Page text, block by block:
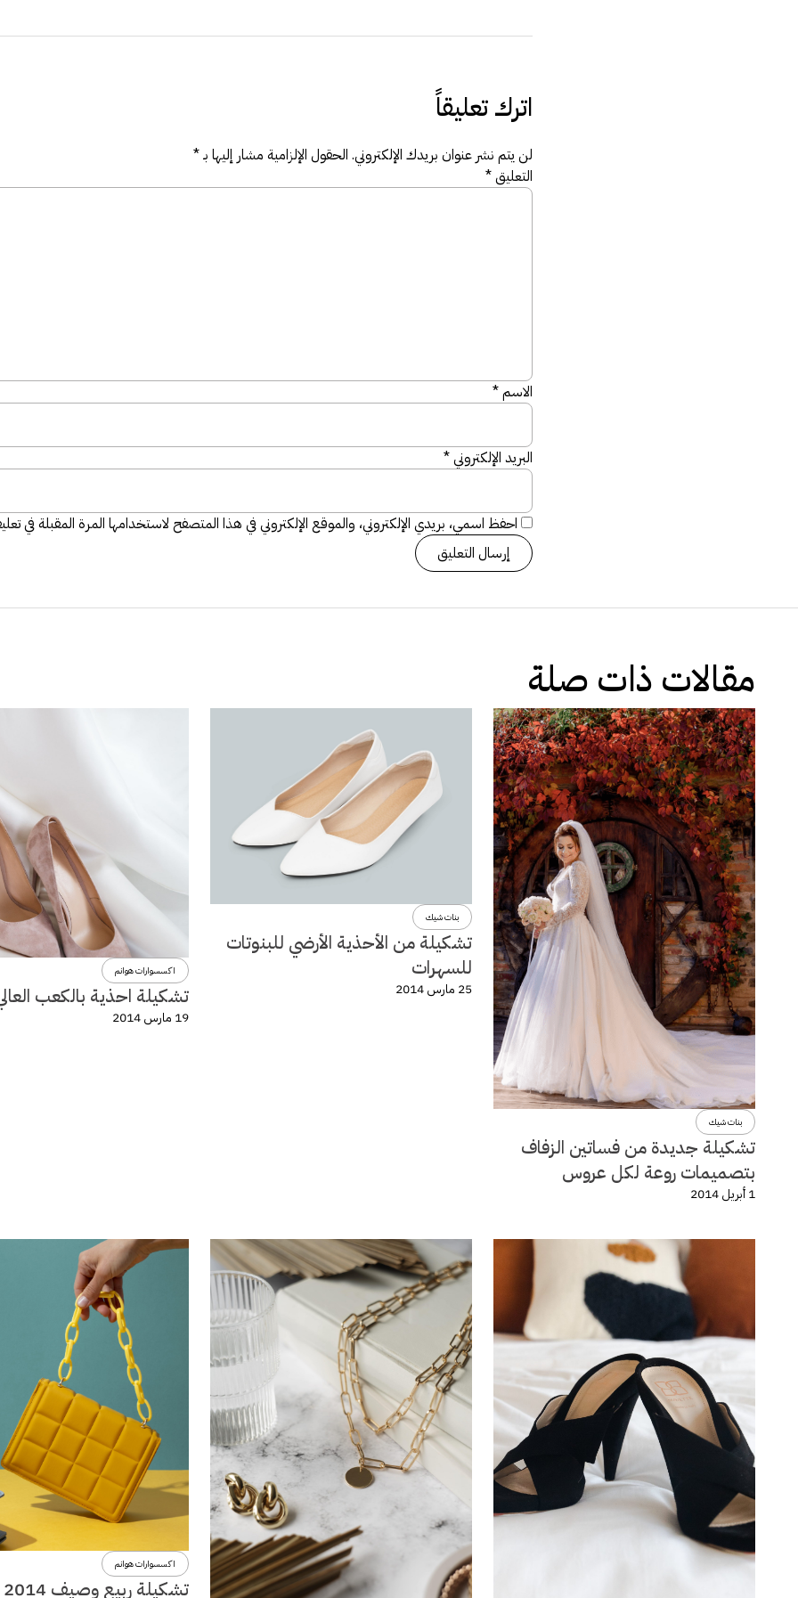
اترك تعليقاً
لن يتم نشر عنوان بريدك الإلكتروني. الحقول الإلزامية مشار إليها بـ*
التعليق*
الاسم*
البريد الإلكتروني*
احفظ اسمي، بريدي الإلكتروني، والموقع الإلكتروني في هذا المتصفح لاستخدامها المرة المقبلة في
مقالات ذات صلة
بنات شيك
تشكيلة جديدة من فساتين الزفاف
بتصميمات روعة لكل عروس
1 أبريل 2014
بنات شيك
تشكيلة من الأحذية الأرضي للبنوتات
للسهرات
25 مارس 2014
اكسسوارات هوانم
تشكيلة احذية بالكعب
19 مارس 2014
اكسسوارات هوانم